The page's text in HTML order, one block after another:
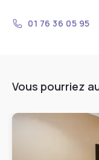
01 76 36 05 95
Vous pourriez